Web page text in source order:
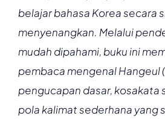
belajar bahasa Korea secara
menyenangkan. Melalui
mudah dipahami, buku ini
pembaca mengenal Hangeul
pengucapan dasar, kosakata
pola kalimat sederhana yang